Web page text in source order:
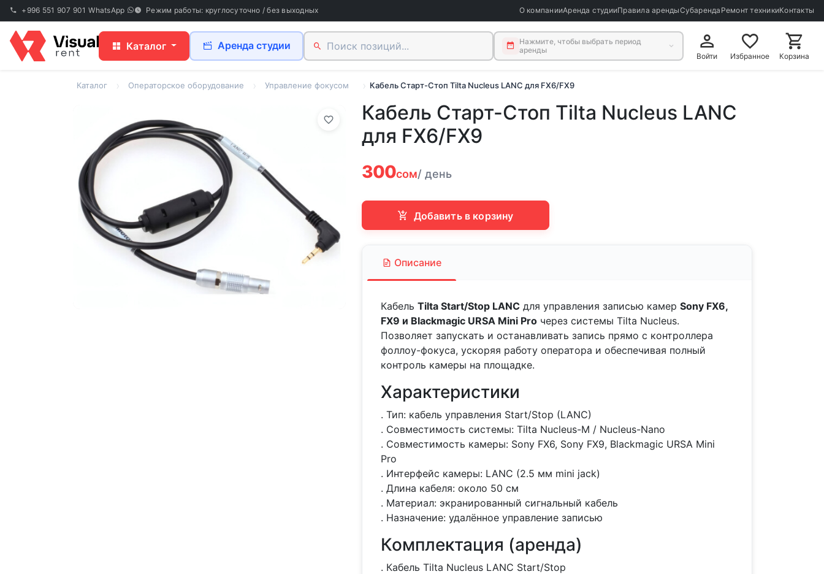
+996 551 907 901 WhatsApp Режим работы: круглосуточно / без выходных О компанииАренда студииПравила арендыСубаренда Ремонт техникиКонтакты
Каталог Аренда студии
Нажмите, чтобы выбрать период
аренды
Войти Избранное Корзина
Каталог Операторское оборудование Управление фокусом Кабель Старт-Стоп Tilta Nucleus LANC для FX6/FX9
Кабель Старт-Стоп Tilta Nucleus LANC
для FX6/FX9
300сом/ день
Добавить в корзину
Описание
Кабель Tilta Start/Stop LANCдля управления записью камер Sony FX6,
FX9 и Blackmagic URSA Mini Proчерез системы Tilta Nucleus.
Позволяет запускать и останавливать запись прямо с контроллера
фоллоу-фокуса, ускоряя работу оператора и обеспечивая полный
контроль камеры на площадке.
Характеристики
. Тип: кабель управления Start/Stop (LANC)
. Совместимость системы: Tilta Nucleus-M / Nucleus-Nano
. Совместимость камеры: Sony FX6, Sony FX9, Blackmagic URSA Mini
Pro
. Интерфейс камеры: LANC (2.5 мм mini jack)
. Длина кабеля: около 50 см
. Материал: экранированный сигнальный кабель
. Назначение: удалённое управление записью
Комплектация (аренда)
. Кабель Tilta Nucleus LANC Start/Stop